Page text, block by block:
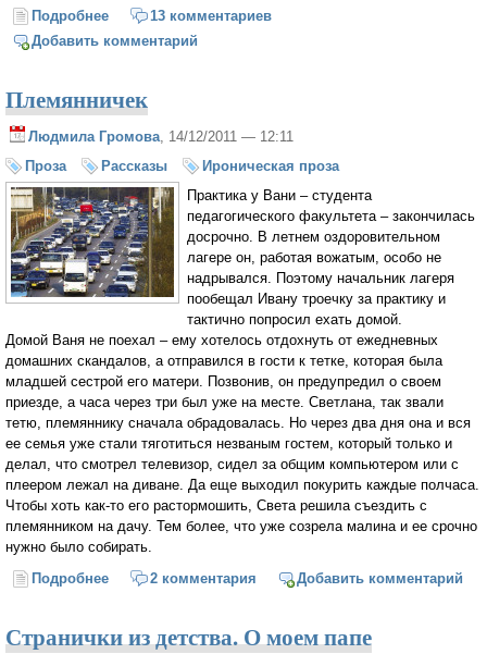
Подробнее о Где просто, там Ангелов со сто*
13 комментариев
Добавить комментарий
Племянничек
Людмила Громова, 14/12/2011 — 12:11
Проза
Рассказы
Ироническая проза
Практика у Вани – студента
педагогического факультета – закончилась
досрочно. В летнем оздоровительном
лагере он, работая вожатым, особо не
надрывался. Поэтому начальник лагеря
пообещал Ивану троечку за практику и
тактично попросил ехать домой.
Домой Ваня не поехал – ему хотелось отдохнуть от ежедневных
домашних скандалов, а отправился в гости к тетке, которая была
младшей сестрой его матери. Позвонив, он предупредил о своем
приезде, а часа через три был уже на месте. Светлана, так звали
тетю, племяннику сначала обрадовалась. Но через два дня она и вся
ее семья уже стали тяготиться незваным гостем, который только и
делал, что смотрел телевизор, сидел за общим компьютером или с
плеером лежал на диване. Да еще выходил покурить каждые полчаса.
Чтобы хоть как-то его растормошить, Света решила съездить с
племянником на дачу. Тем более, что уже созрела малина и ее срочно
нужно было собирать.
Подробнее о Племянничек
2 комментария Добавить комментарий
Странички из детства. О моем папе